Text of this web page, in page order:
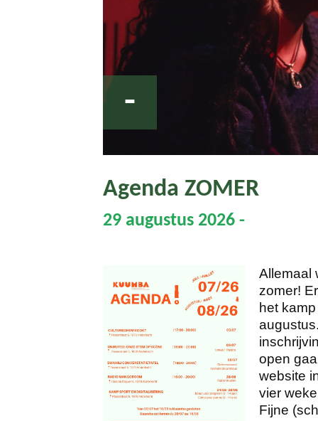
-
Agenda ZOMER
29 augustus 2026 -
Allemaal
zomer!
het
open
website
vier
Fijne